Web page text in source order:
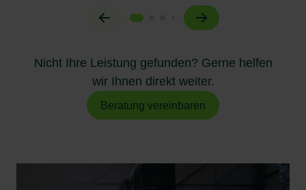
Nicht Ihre Leistung gefunden? Gerne helfen
wir Ihnen direkt weiter.
Beratung vereinbaren